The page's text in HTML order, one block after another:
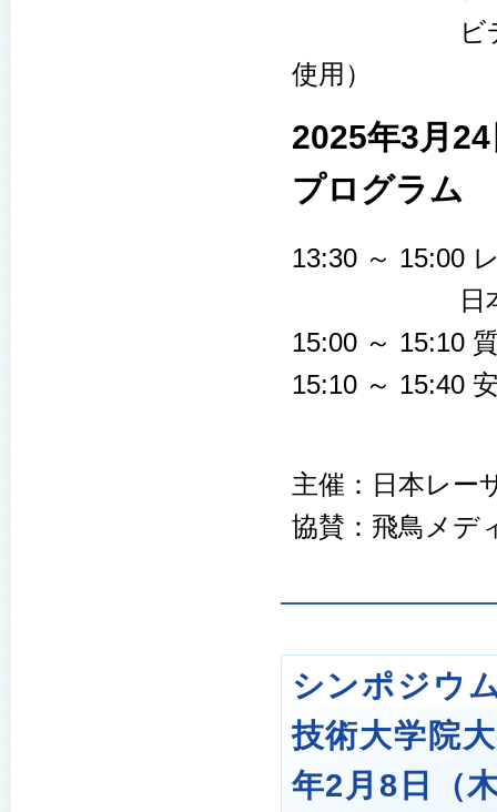
ビデオオト
使用）
2025年3月
プログラム
13:30 ～ 15:00
日本レーザ
15:00 ～ 15:10
15:10 ～ 15:40
主催：日本レー
協賛：飛鳥メデ
シンポジウ
技術大学院
年2月8日（